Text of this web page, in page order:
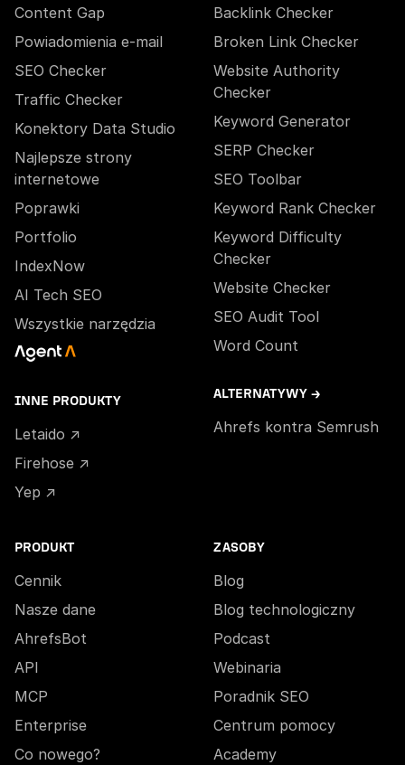
Content Gap
Powiadomienia e-mail
SEO Checker
Traffic Checker
Konektory Data Studio
Najlepsze strony
internetowe
Poprawki
Portfolio
IndexNow
AI Tech SEO
Wszystkie narzędzia
INNE PRODUKTY
Letaido ↗
Firehose ↗
Yep ↗
Backlink Checker
Broken Link Checker
Website Authority
Checker
Keyword Generator
SERP Checker
SEO Toolbar
Keyword Rank Checker
Keyword Difficulty
Checker
Website Checker
SEO Audit Tool
Word Count
ALTERNATYWY →
Ahrefs kontra Semrush
PRODUKT
Cennik
Nasze dane
AhrefsBot
API
MCP
Enterprise
Co nowego?
ZASOBY
Blog
Blog technologiczny
Podcast
Webinaria
Poradnik SEO
Centrum pomocy
Academy